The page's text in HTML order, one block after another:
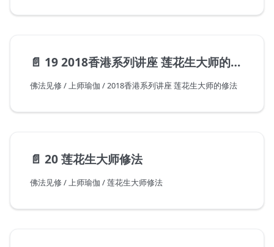
📄️ 19 2018香港系列讲座 莲花生大师的修法
佛法见修 / 上师瑜伽 / 2018香港系列讲座 莲花生大师的修法
📄️ 20 莲花生大师修法
佛法见修 / 上师瑜伽 / 莲花生大师修法